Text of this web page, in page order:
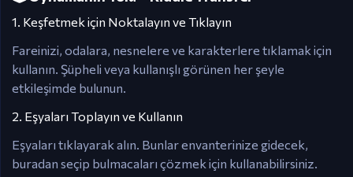
1. Keşfetmek için Noktalayın ve Tıklayın
Fareinizi, odalara, nesnelere ve karakterlere tıklamak için
kullanın. Şüpheli veya kullanışlı görünen her şeyle
etkileşimde bulunun.
2. Eşyaları Toplayın ve Kullanın
Eşyaları tıklayarak alın. Bunlar envanterinize gidecek,
buradan seçip bulmacaları çözmek için kullanabilirsiniz.